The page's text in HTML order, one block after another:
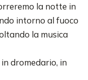
la notte in
intorno al fuoco
la musica
dromedario, in